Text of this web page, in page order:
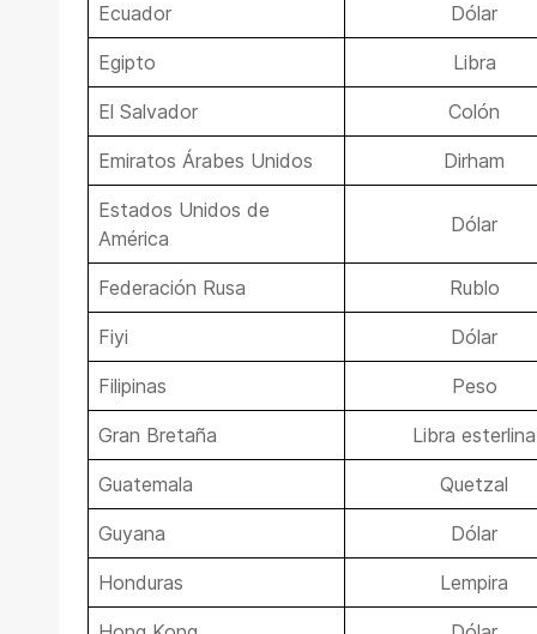
Ecuador Dólar
Egipto Libra
El Salvador Colón
Emiratos Árabes Unidos Dirham
Estados Unidos de
América
Dólar
Federación Rusa Rublo
Fiyi Dólar
Filipinas Peso
Gran Bretaña Libra esterlina
Guatemala Quetzal
Guyana Dólar
Honduras Lempira